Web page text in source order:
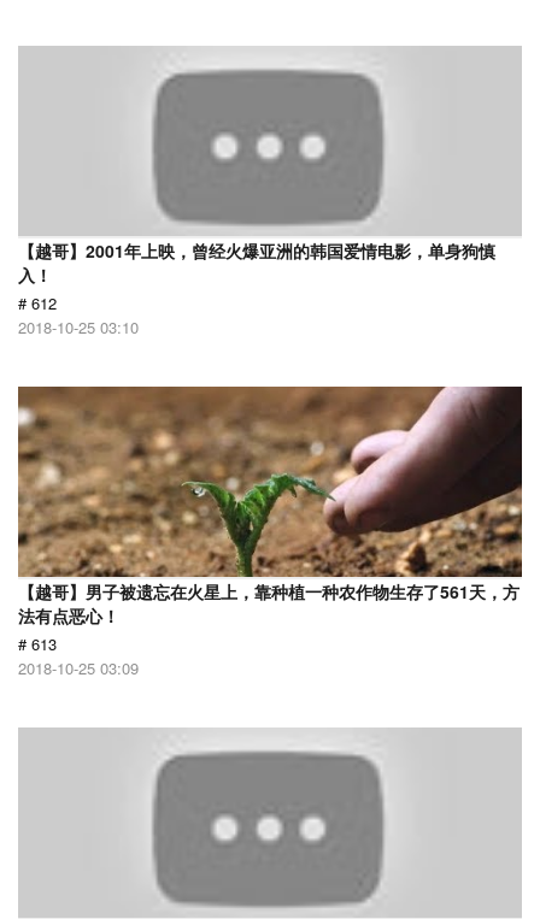
【越哥】2001年上映，曾经火爆亚洲的韩国爱情电影，单身狗慎
入！
# 612
2018-10-25 03:10
【越哥】男子被遗忘在火星上，靠种植一种农作物生存了561天，方
法有点恶心！
# 613
2018-10-25 03:09